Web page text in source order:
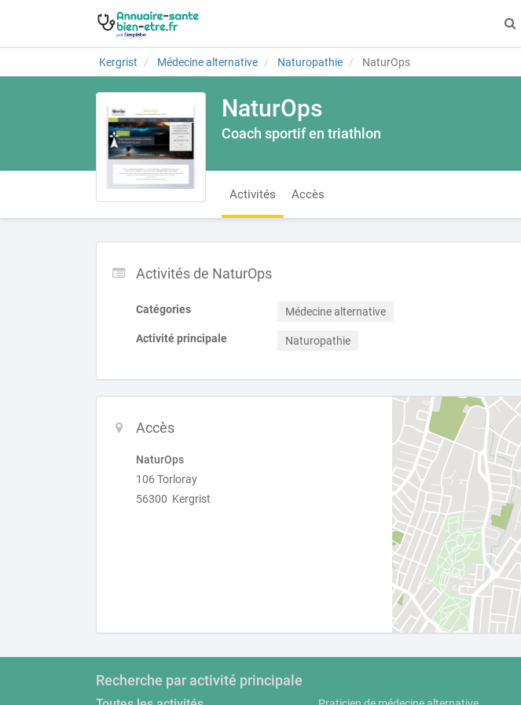
Kergrist Médecine alternative Naturopathie NaturOps
NaturOps
Coach sportif en triathlon
Activités Accès
Activités de NaturOps
Catégories Médecine alternative
Activité principale Naturopathie
Accès
NaturOps
106 Torloray
56300 Kergrist
Recherche par activité principale